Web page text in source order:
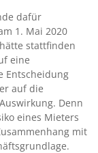
dafür
1. Mai 2020
stattfinden
eine
Entscheidung
auf die
Denn
eines Mieters
mit